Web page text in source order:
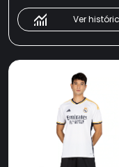
Ver